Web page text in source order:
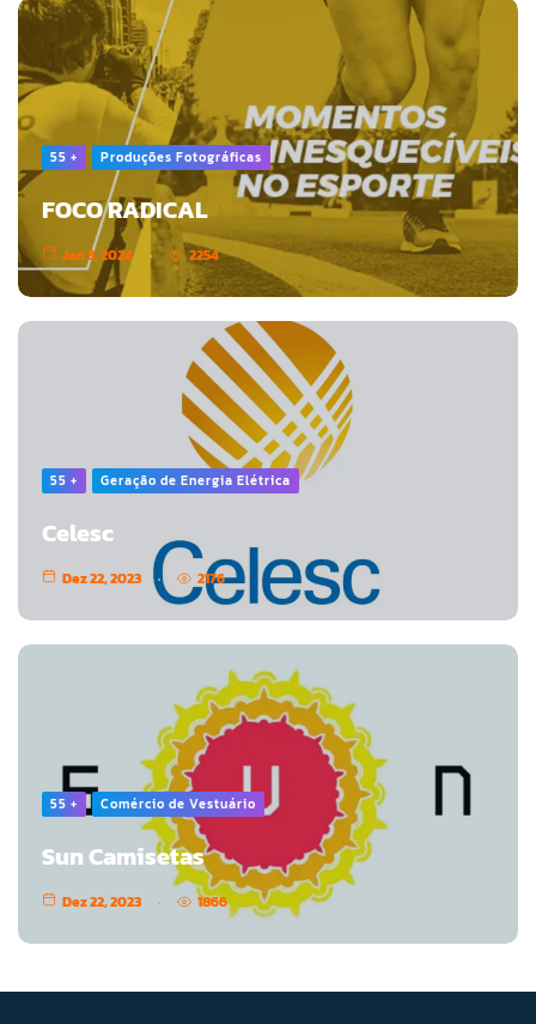
55 + Produções Fotográficas
FOCO RADICAL
Jan 3, 2024 2254
55 + Geração de Energia Elétrica
Celesc
Dez 22, 2023 2176
55 + Comércio de Vestuário
Sun Camisetas
Dez 22, 2023 1866